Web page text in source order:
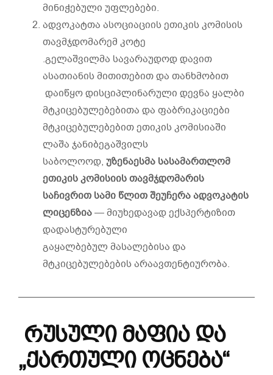
მინიჭებული უფლებები.
ადვოკატთა ასოციაციის ეთიკის კომისის
თავმჯდომარემ კოტე
.გელაშვილმა სავარაუდოდ დავით
ასათიანის მითითებით და თანხმობით
დაიწყო დისციპლინარული დევნა ყალბი
მტკიცებულებებითა და ფაბრიკაციები
მტკიცებულებებით ეთიკის კომისიაში
ლაშა ჯანიბეგაშვილს
საბოლოოდ, უზენაესმა სასამართლომ
ეთიკის კომისიის თავმჯდომარის
საჩივრით სამი წლითშეუჩერაადვოკატის
ლიცენზია— მიუხედავად ექსპერტიზით
დადასტურებული
გაყალბებულ მასალებისა და
მტკიცებულებების არაავთენტიურობა.
რუსული მაფია და
„ქართული ოცნება“